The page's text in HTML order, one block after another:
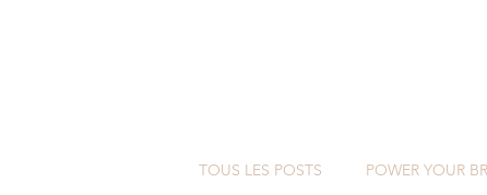
TOUS LES POSTS POWER YOUR